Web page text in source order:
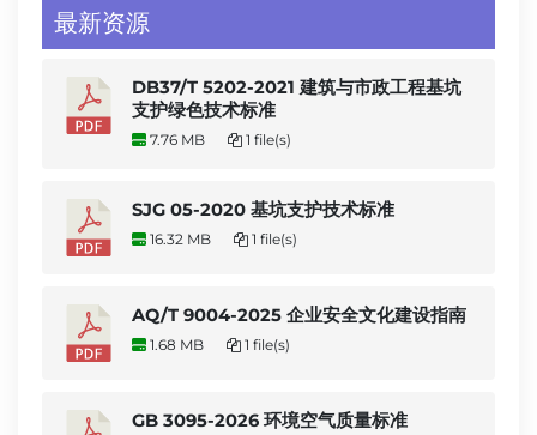
最新资源
DB37/T 5202-2021 建筑与市政工程基坑
支护绿色技术标准
7.76 MB 1 file(s)
SJG 05-2020 基坑支护技术标准
16.32 MB 1 file(s)
AQ/T 9004-2025 企业安全文化建设指南
1.68 MB 1 file(s)
GB 3095-2026 环境空气质量标准